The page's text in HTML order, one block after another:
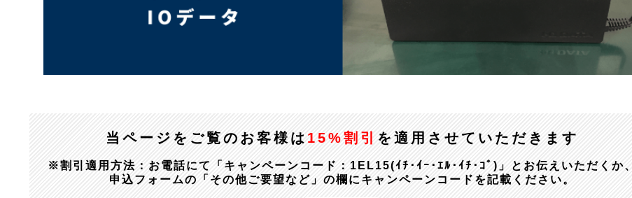
当ページをご覧のお客様は 15%割引 を適用させていただきます
※割引適用方法：お電話にて「キャンペーンコード：1EL15(ｲﾁ･ｲｰ･ｴﾙ･ｲﾁ･ｺﾞ)」とお伝えいただくか、
申込フォームの「その他ご要望など」の欄にキャンペーンコードを記載ください。